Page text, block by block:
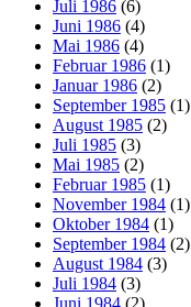
Juli 1986 (6)
Juni 1986 (4)
Mai 1986 (4)
Februar 1986 (1)
Januar 1986 (2)
September 1985 (1)
August 1985 (2)
Juli 1985 (3)
Mai 1985 (2)
Februar 1985 (1)
November 1984 (1)
Oktober 1984 (1)
September 1984 (2)
August 1984 (3)
Juli 1984 (3)
Juni 1984 (2)